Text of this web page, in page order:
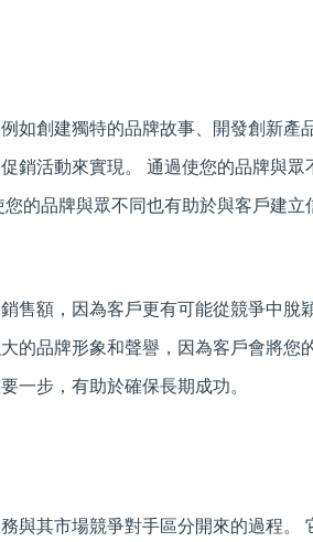
如創建獨特的品牌故事、開發創新產
銷活動來實現。 通過使您的品牌與
的品牌與眾不同也有助於與客戶建
售額，因為客戶更有可能從競爭中脫
的品牌形象和聲譽，因為客戶會將您
一步，有助於確保長期成功。
與其市場競爭對手區分開來的過程。